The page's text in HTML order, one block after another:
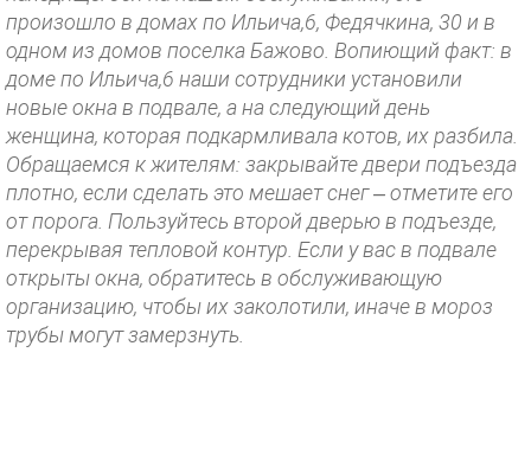
произошло в домах по Ильича,6, Федячкина, 30 и в
одном из домов поселка Бажово. Вопиющий факт: в
доме по Ильича,6 наши сотрудники установили
новые окна в подвале, а на следующий день
женщина, которая подкармливала котов, их разбила.
Обращаемся к жителям: закрывайте двери подъезда
плотно, если сделать это мешает снег – отметите его
от порога. Пользуйтесь второй дверью в подъезде,
перекрывая тепловой контур. Если у вас в подвале
открыты окна, обратитесь в обслуживающую
организацию, чтобы их заколотили, иначе в мороз
трубы могут замерзнуть.